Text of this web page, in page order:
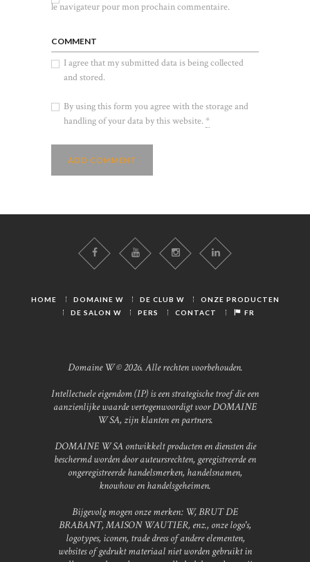
le navigateur pour mon prochain commentaire.
COMMENT
I agree that my submitted data is being collected
and stored.
By using this form you agree with the storage and
handling of your data by this website.*
HOME DOMAINE W DE CLUB W
ONZE PRODUCTEN
DE SALON W
PERS CONTACT FR
Domaine W © 2026. Alle rechten voorbehouden.
Intellectuele eigendom (IP) is een strategische troef die een
aanzienlijke waarde vertegenwoordigt voor DOMAINE
W SA, zijn klanten en partners.
DOMAINE W SA ontwikkelt producten en diensten die
beschermd worden door auteursrechten, geregistreerde en
ongeregistreerde handelsmerken, handelsnamen,
knowhow en handelsgeheimen.
Bijgevolg mogen onze merken: W, BRUT DE
BRABANT, MAISON WAUTIER, enz., onze logo's,
logotypes, iconen, trade dress of andere elementen,
websites of gedrukt materiaal niet worden gebruikt in